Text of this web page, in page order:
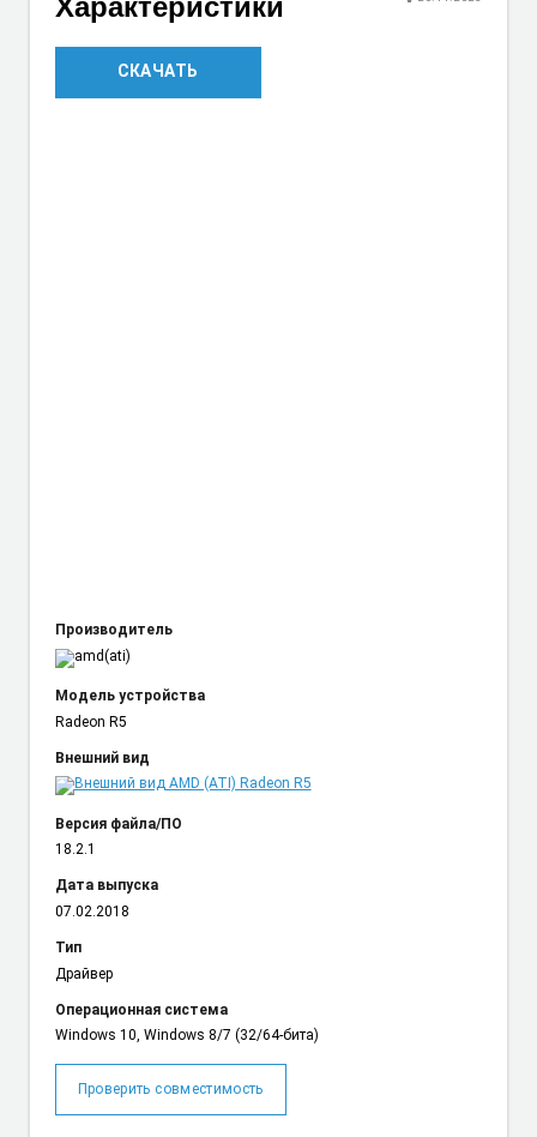
Характеристики
Производитель
Модель устройства
Radeon R5
Внешний вид
Версия файла/ПО
18.2.1
Дата выпуска
07.02.2018
Тип
Драйвер
Операционная система
Windows 10, Windows 8/7 (32/64-бита)
Проверить совместимость
СКАЧАТЬ